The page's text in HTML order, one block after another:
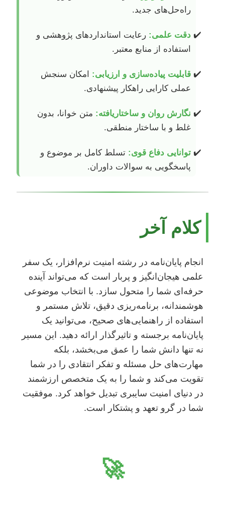
راه‌حل‌های جدید.
دقت علمی: رعایت استانداردهای پژوهشی و
استفاده از منابع معتبر.
قابلیت پیاده‌سازی و ارزیابی: امکان سنجش
عملی کارایی راهکار پیشنهادی.
نگارش روان و ساختاریافته: متن خوانا، بدون
غلط و با ساختار منطقی.
توانایی دفاع قوی: تسلط کامل بر موضوع و
پاسخگویی به سوالات داوران.
کلام آخر
انجام پایان‌نامه در رشته امنیت نرم‌افزار، یک سفر
علمی هیجان‌انگیز و پربار است که می‌تواند آینده
حرفه‌ای شما را متحول سازد. با انتخاب موضوعی
هوشمندانه، برنامه‌ریزی دقیق، تلاش مستمر و
استفاده از راهنمایی‌های صحیح، می‌توانید یک
پایان‌نامه برجسته و تاثیرگذار ارائه دهید. این مسیر
نه تنها دانش شما را عمق می‌بخشد، بلکه
مهارت‌های حل مسئله و تفکر انتقادی را در شما
تقویت می‌کند و شما را به یک متخصص ارزشمند
در دنیای امنیت سایبری تبدیل خواهد کرد. موفقیت
شما در گرو تعهد و پشتکار است.
🚀